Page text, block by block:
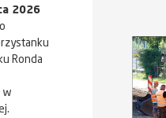
2026
Ronda
w